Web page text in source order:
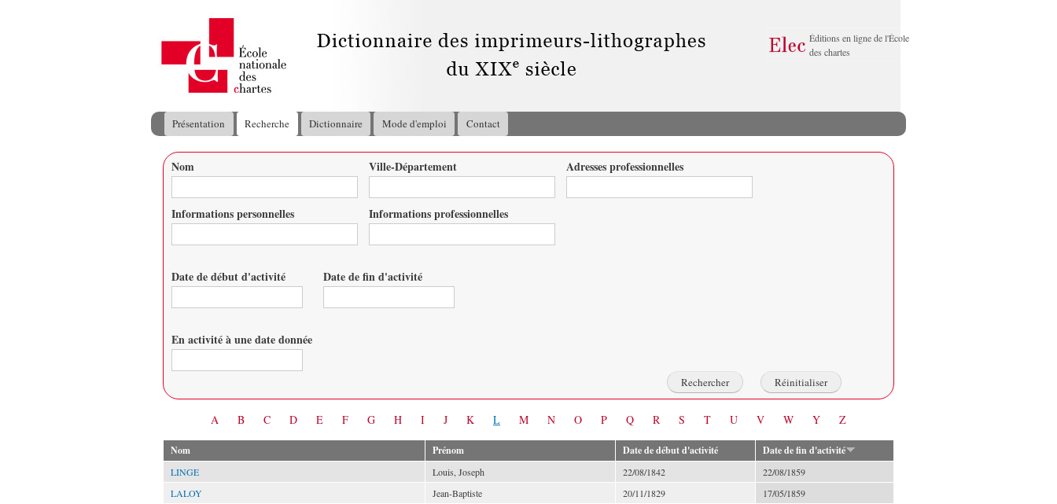
principal
Éditions en ligne de l'École
des chartes
Menu principal
Présentation Recherche Dictionnaire Mode d'emploi Contact
Vous êtes ici
Nom Ville-Département Adresses professionnelles
Informations personnelles Informations professionnelles
Date de début d'activité Date de fin d'activité
En activité à une date donnée
A B C D E F G H I J K L M N O P Q R S T U V W Y Z
Nom Prénom Date de début d'activité Date de fin d'activité
LINGE Louis, Joseph 22/08/1842
22/08/1859
LALOY
Jean-Baptiste 20/11/1829
17/05/1859